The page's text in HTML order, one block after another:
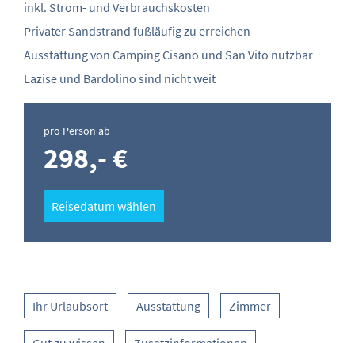
inkl. Strom- und Verbrauchskosten
Privater Sandstrand fußläufig zu erreichen
Ausstattung von Camping Cisano und San Vito nutzbar
Lazise und Bardolino sind nicht weit
pro Person ab
298,- €
Reisedatum wählen
Ihr Urlaubsort Ausstattung Zimmer